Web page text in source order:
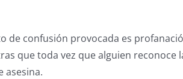
de confusión provocada es
que toda vez que alguien
asesina.